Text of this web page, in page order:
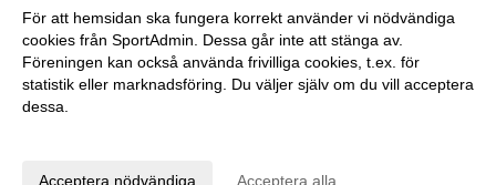
Stark 4-2 vinst mot Aura och härlig Nostalgikväll 2023-01-11 13:37
Hemmamatch mot Aura i kväll 18.00 2023-01-10 08:34
Stor Nostalgifest i Täby RacketCenter 2023-01-05 09:46
För att hemsidan ska fungera korrekt använder vi nödvändiga
cookies från SportAdmin. Dessa går inte att stänga av.
Föreningen kan också använda frivilliga cookies, t.ex. för
statistik eller marknadsföring. Du väljer själv om du vill acceptera
dessa.
Acceptera nödvändiga Acceptera alla